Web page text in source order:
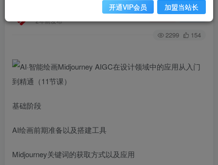
2年前发布
关注 私信
2299 154
基础阶段
AI绘画前期准备以及搭建工具
Midjourney关键词的获取方式以及应用
开通VIP会员 加盟当站长